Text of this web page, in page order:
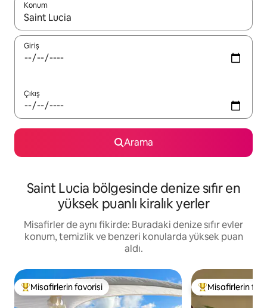
Konum
Sonuçlar kullanılabilir olduğunda yukarı ve aşağı oklarıyla
Giriş
Çıkış
Arama
Saint Lucia bölgesinde denize sıfır en
yüksek puanlı kiralık yerler
Misafirler de aynı fikirde: Buradaki denize sıfır evler
konum, temizlik ve benzeri konularda yüksek puan
aldı.
Misafirlerin favorilerinden en beğenilenler arasında
Misafirlerin favorisi Misafirlerin
Misafirlerin